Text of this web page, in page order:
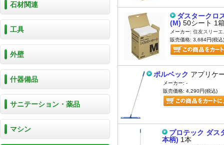
石材関連
工具
外壁
什器備品
サニテーション・薬品
マシン
ダスタークロ
(M) 50シート 1
メーカー: 住友スリー
販売価格: 3,684円(税込)
ポルベック アプリケ
メーカー: -
販売価格: 4,290円(税込)
プロテック ダス
本柄) 1本